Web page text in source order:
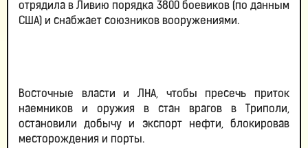
отрядила в Ливию порядка 3800 боевиков (по данным
США) и снабжает союзников вооружениями.
Восточные власти и ЛНА, чтобы пресечь приток
наемников и оружия в стан врагов в Триполи,
остановили добычу и экспорт нефти, блокировав
месторождения и порты.